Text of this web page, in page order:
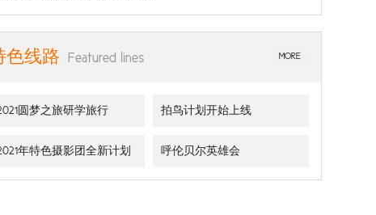
色线路 Featured lines MORE
圆梦之旅研学旅行 拍鸟计划开始上线
年特色摄影团全新计划 呼伦贝尔英雄会